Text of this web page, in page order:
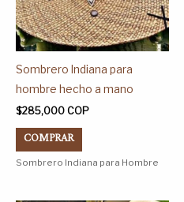
Sombrero Indiana para
hombre hecho a mano
$285,000 COP
COMPRAR
elegir
en
la
página
de
producto
Sombrero Indiana para Hombre